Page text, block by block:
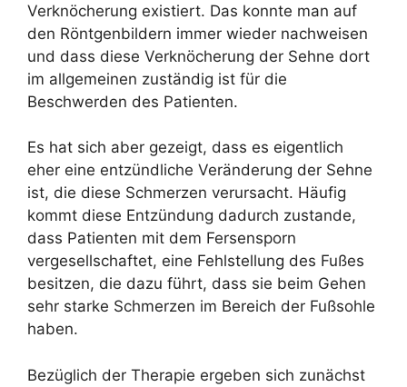
Verknöcherung existiert. Das konnte man auf
den Röntgenbildern immer wieder nachweisen
und dass diese Verknöcherung der Sehne dort
im allgemeinen zuständig ist für die
Beschwerden des Patienten.
Es hat sich aber gezeigt, dass es eigentlich
eher eine entzündliche Veränderung der Sehne
ist, die diese Schmerzen verursacht. Häufig
kommt diese Entzündung dadurch zustande,
dass Patienten mit dem Fersensporn
vergesellschaftet, eine Fehlstellung des Fußes
besitzen, die dazu führt, dass sie beim Gehen
sehr starke Schmerzen im Bereich der Fußsohle
haben.
Bezüglich der Therapie ergeben sich zunächst